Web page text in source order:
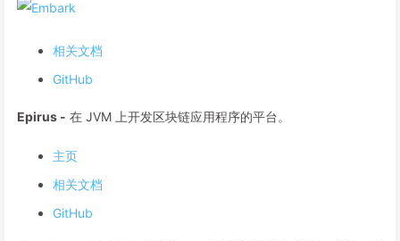
相关文档
GitHub
Epirus - 在 JVM 上开发区块链应用程序的平台。
主页
相关文档
GitHub